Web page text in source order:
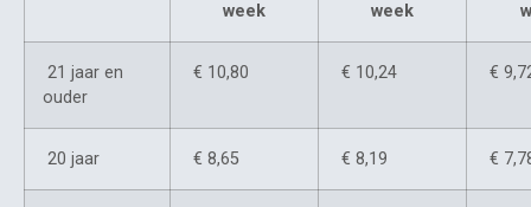
week
week
21 jaar en
ouder
€ 10,80 € 10,24 €
20 jaar € 8,65 € 8,19 €